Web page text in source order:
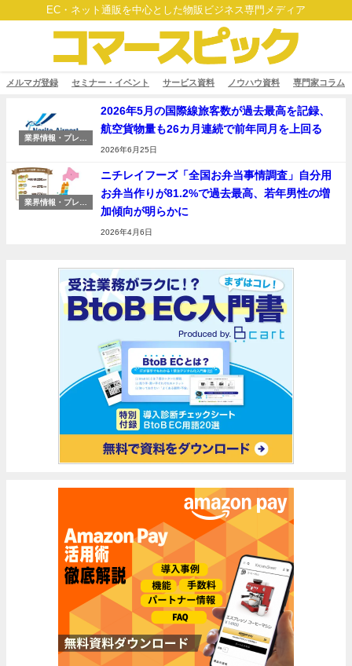
EC・ネット通販を中心とした物販ビジネス専門メディア
メルマガ登録 セミナー・イベント サービス資料 ノウハウ資料 専門家コラム
業界情報・プレス
2026年5月の国際線旅客数が過去最高を記録、
航空貨物量も26カ月連続で前年同月を上回る
2026年6月25日
業界情報・プレス
ニチレイフーズ「全国お弁当事情調査」自分用
お弁当作りが81.2%で過去最高、若年男性の増
加傾向が明らかに
2026年4月6日